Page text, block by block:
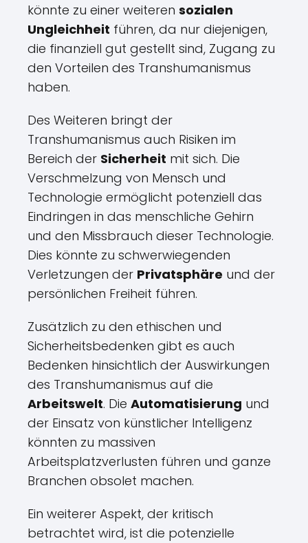
könnte zu einer weiteren sozialen
Ungleichheit führen, da nur diejenigen,
die finanziell gut gestellt sind, Zugang zu
den Vorteilen des Transhumanismus
haben.
Des Weiteren bringt der
Transhumanismus auch Risiken im
Bereich der Sicherheit mit sich. Die
Verschmelzung von Mensch und
Technologie ermöglicht potenziell das
Eindringen in das menschliche Gehirn
und den Missbrauch dieser Technologie.
Dies könnte zu schwerwiegenden
Verletzungen der Privatsphäre und der
persönlichen Freiheit führen.
Zusätzlich zu den ethischen und
Sicherheitsbedenken gibt es auch
Bedenken hinsichtlich der Auswirkungen
des Transhumanismus auf die
Arbeitswelt. Die Automatisierung und
der Einsatz von künstlicher Intelligenz
könnten zu massiven
Arbeitsplatzverlusten führen und ganze
Branchen obsolet machen.
Ein weiterer Aspekt, der kritisch
betrachtet wird, ist die potenzielle